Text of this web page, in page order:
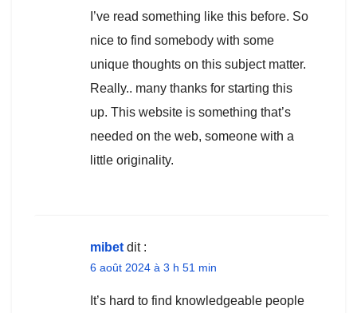
I’ve read something like this before. So
nice to find somebody with some
unique thoughts on this subject matter.
Really.. many thanks for starting this
up. This website is something that’s
needed on the web, someone with a
little originality.
mibet dit :
6 août 2024 à 3 h 51 min
It’s hard to find knowledgeable people